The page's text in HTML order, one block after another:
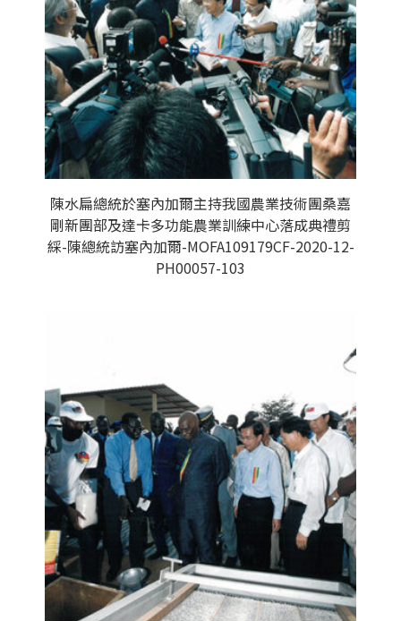
陳水扁總統於塞內加爾主持我國農業技術團桑嘉
剛新團部及達卡多功能農業訓練中心落成典禮剪
綵-陳總統訪塞內加爾-MOFA109179CF-2020-12-
PH00057-103